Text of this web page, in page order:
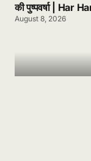
की पुष्पवर्षा | Har
August 8, 2026